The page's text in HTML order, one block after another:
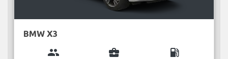
BMW X3
group business_center local_gas_station